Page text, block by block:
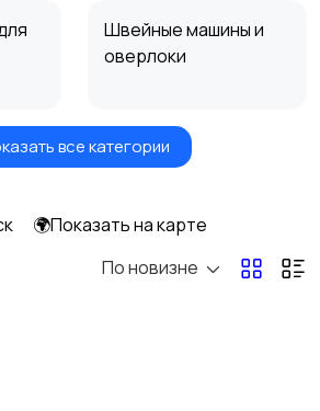
Швейные машины и
оверлоки
Пылесосы
все категории
🌍Показать на карте
По новизне